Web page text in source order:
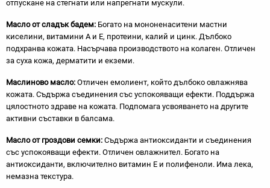
отпускане на стегнати или напрегнати мускули.
Масло от сладък бадем: Богато на мононенаситени мастни
киселини, витамини А и Е, протеини, калий и цинк. Дълбоко
подхранва кожата. Насърчава производството на колаген. Отличен
за суха кожа, дерматити и екземи.
Маслиново масло: Отличен емолиент, който дълбоко овлажнява
кожата. Съдържа съединения със успокояващи ефекти. Поддържа
цялостното здраве на кожата. Подпомага усвояването на другите
активни съставки в балсама.
Масло от гроздови семки: Съдържа антиоксиданти и съединения
със успокояващи ефекти. Отличен овлажнител. Богато на
антиоксиданти, включително витамин Е и полифеноли. Има лека,
немазна текстура.